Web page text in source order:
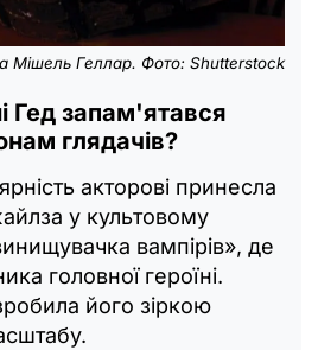
Мішель Геллар. Фото: Shutterstock
Гед запам'ятався
глядачів?
акторові принесла
у культовому
вампірів», де
головної героїні.
його зіркою